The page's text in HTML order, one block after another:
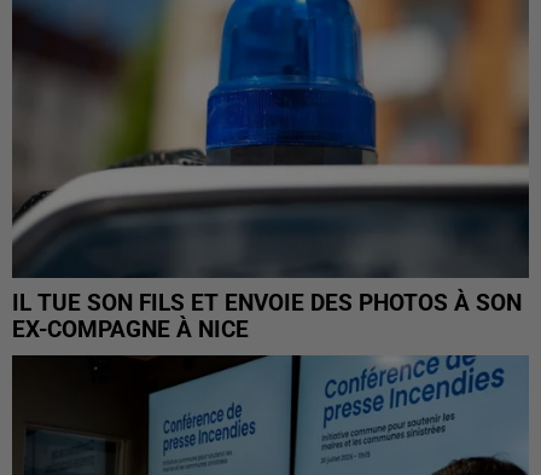
IL TUE SON FILS ET ENVOIE DES PHOTOS À SON
EX-COMPAGNE À NICE